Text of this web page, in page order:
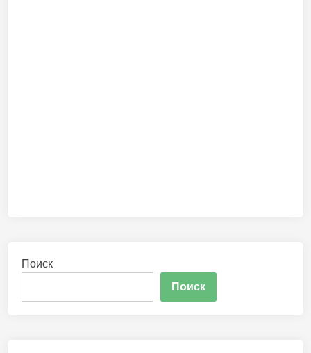
Поиск
Поиск